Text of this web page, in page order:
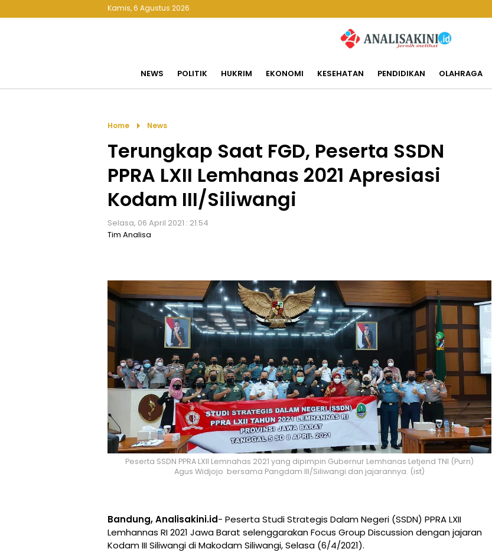
Kamis, 6 Agustus 2026
NEWS POLITIK HUKRIM EKONOMI KESEHATAN PENDIDIKAN OLAHRAGA
Home arrow_right News
Terungkap Saat FGD, Peserta SSDN
PPRA LXII Lemhanas 2021 Apresiasi
Kodam III/Siliwangi
Selasa, 06 April 2021 : 21.54
Tim Analisa
Peserta SSDN PPRA LXII Lemnahas 2021 yang dipimpin Gubernur Lemhanas Letjend TNI (Purn)
Agus Widjojo bersama Pangdam III/Siliwangi dan jajarannya. (ist)
Bandung, Analisakini.id- Peserta Studi Strategis Dalam Negeri (SSDN) PPRA LXII
Lemhannas RI 2021 Jawa Barat selenggarakan Focus Group Discussion dengan jajaran
Kodam III Siliwangi di Makodam Siliwangi, Selasa (6/4/2021).